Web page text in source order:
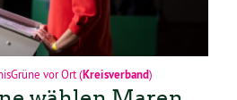
vor Ort(Kreisverband)